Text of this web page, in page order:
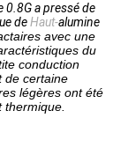
0.8G a pressé de
deHaut-alumine
avec une
du
conduction
de certaine
légères ont été
thermique.